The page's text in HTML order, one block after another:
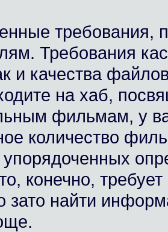
требования,
Требования
и качества
на хаб,
фильмам, у
количество
упорядоченных
конечно, требует
зато найти